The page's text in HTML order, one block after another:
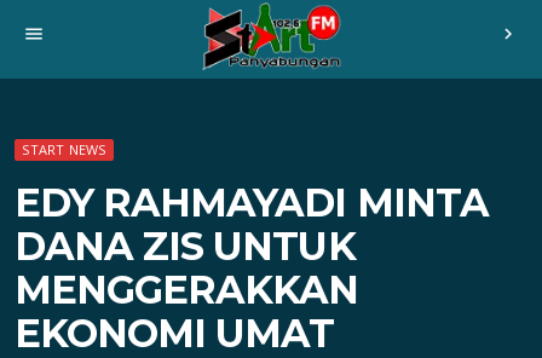
menu chevron_right
START NEWS
EDY RAHMAYADI MINTA
DANA ZIS UNTUK
MENGGERAKKAN
EKONOMI UMAT